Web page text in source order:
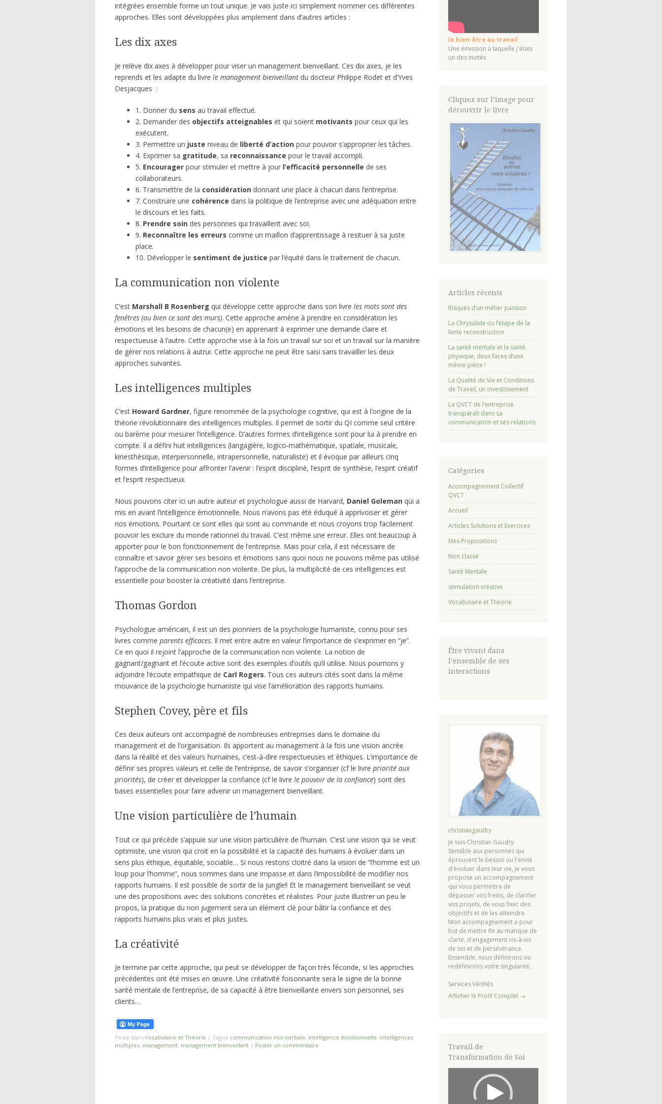
intégrées ensemble forme un tout unique. Je vais juste ici simplement nommer ces différentes
approches. Elles sont développées plus amplement dans d’autres articles :
Les dix axes
Je relève dix axes à développer pour viser un management bienveillant. Ces dix axes, je les
reprends et les adapte du livre le management bienveillant du docteur Philippe Rodet et d’Yves
Desjacques :
1. Donner du sens au travail effectué.
2. Demander des objectifs atteignables et qui soient motivants pour ceux qui les
exécutent.
3. Permettre un juste niveau de liberté d’action pour pouvoir s’approprier les tâches.
4. Exprimer sa gratitude, sa reconnaissance pour le travail accompli.
5. Encourager pour stimuler et mettre à jour l’efficacité personnelle de ses
collaborateurs.
6. Transmettre de la considération donnant une place à chacun dans l’entreprise.
7. Construire une cohérence dans la politique de l’entreprise avec une adéquation entre
le discours et les faits.
8. Prendre soin des personnes qui travaillent avec soi.
9. Reconnaître les erreurs comme un maillon d’apprentissage à resituer à sa juste
place.
10. Développer le sentiment de justice par l’équité dans le traitement de chacun.
La communication non violente
C’est Marshall B Rosenberg qui développe cette approche dans son livre les mots sont des
fenêtres (ou bien ce sont des murs). Cette approche amène à prendre en considération les
émotions et les besoins de chacun(e) en apprenant à exprimer une demande claire et
respectueuse à l’autre. Cette approche vise à la fois un travail sur soi et un travail sur la manière
de gérer nos relations à autrui. Cette approche ne peut être saisi sans travailler les deux
approches suivantes.
Les intelligences multiples
C’est Howard Gardner, figure renommée de la psychologie cognitive, qui est à l’origine de la
théorie révolutionnaire des intelligences multiples. Il permet de sortir du QI comme seul critère
ou barème pour mesurer l’intelligence. D’autres formes d’intelligence sont pour lui à prendre en
compte. Il a défini huit intelligences (langagière, logico-mathématique, spatiale, musicale,
kinesthésique, interpersonnelle, intrapersonnelle, naturaliste) et il évoque par ailleurs cinq
formes d’intelligence pour affronter l’avenir : l’esprit discipliné, l’esprit de synthèse, l’esprit créatif
et l’esprit respectueux.
Nous pouvons citer ici un autre auteur et psychologue aussi de Harvard, Daniel Goleman qui a
mis en avant l’intelligence émotionnelle. Nous n’avons pas été éduqué à apprivoiser et gérer
nos émotions. Pourtant ce sont elles qui sont au commande et nous croyons trop facilement
pouvoir les exclure du monde rationnel du travail. C’est même une erreur. Elles ont beaucoup à
apporter pour le bon fonctionnement de l’entreprise. Mais pour cela, il est nécessaire de
connaître et savoir gérer ses besoins et émotions sans quoi nous ne pouvons même pas utilisé
l’approche de la communication non violente. De plus, la multiplicité de ces intelligences est
essentielle pour booster la créativité dans l’entreprise.
Thomas Gordon
Psychologue américain, il est un des pionniers de la psychologie humaniste, connu pour ses
livres comme parents efficaces. Il met entre autre en valeur l’importance de s’exprimer en “je”.
Ce en quoi il rejoint l’approche de la communication non violente. La notion de
gagnant/gagnant et l’écoute active sont des exemples d’outils qu’il utilise. Nous pourrions y
adjoindre l’écoute empathique de Carl Rogers. Tous ces auteurs cités sont dans la même
mouvance de la psychologie humaniste qui vise l’amélioration des rapports humains.
Stephen Covey, père et fils
Ces deux auteurs ont accompagné de nombreuses entreprises dans le domaine du
management et de l’organisation. Ils apportent au management à la fois une vision ancrée
dans la réalité et des valeurs humaines, c’est-à-dire respectueuses et éthiques. L’importance de
définir ses propres valeurs et celle de l’entreprise, de savoir s’organiser (cf le livre priorité aux
priorités), de créer et développer la confiance (cf le livre le pouvoir de la confiance) sont des
bases essentielles pour faire advenir un management bienveillant.
Une vision particulière de l’humain
Tout ce qui précède s’appuie sur une vision particulière de l’humain. C’est une vision qui se veut
optimiste, une vision qui croit en la possibilité et la capacité des humains à évoluer dans un
sens plus éthique, équitable, sociable… Si nous restons cloitré dans la vision de “l’homme est un
loup pour l’homme”, nous sommes dans une impasse et dans l’impossibilité de modifier nos
rapports humains. Il est possible de sortir de la jungle!! Et le management bienveillant se veut
une des propositions avec des solutions concrètes et réalistes. Pour juste illustrer un peu le
propos, la pratique du non jugement sera un élément clé pour bâtir la confiance et des
rapports humains plus vrais et plus justes.
La créativité
Je termine par cette approche, qui peut se développer de façon très féconde, si les approches
précédentes ont été mises en œuvre. Une créativité foisonnante sera le signe de la bonne
santé mentale de l’entreprise, de sa capacité à être bienveillante envers son personnel, ses
clients…
Posté dans Vocabulaire et Théorie | Tagué communication non verbale, intelligence émotionnelle, intelligences
multiples, management, management bienveillant | Poster un commentaire
le bien-être au travail
Une émission à laquelle j'étais
un des invités
Cliquez sur l’image pour
découvrir le livre
Articles récents
Risques d’un métier passion
La Chrysalide ou l’étape de la
lente reconstruction
La santé mentale et la santé
physique, deux faces d’une
même pièce !
La Qualité de Vie et Conditions
de Travail, un investissement
La QVCT de l’entreprise
transparaît dans sa
communication et ses relations
Catégories
Accompagnement Collectif
QVCT
Accueil
Articles Solutions et Exercices
Mes Propositions
Non classé
Santé Mentale
stimulation créative
Vocabulaire et Théorie
Être vivant dans
l’ensemble de ses
interactions
christiangaudry
Je suis Christian Gaudry.
Sensible aux personnes qui
éprouvent le besoin ou l'envie
d'évoluer dans leur vie, je vous
propose un accompagnement
qui vous permettra de
dépasser vos freins, de clarifier
vos projets, de vous fixer des
objectifs et de les atteindre.
Mon accompagnement a pour
but de mettre fin au manque de
clarté, d'engagement vis-à-vis
de soi et de persévérance.
Ensemble, nous définirons ou
redéfinirons votre singularité.
Services Vérifiés
Afficher le Profil Complet →
Travail de
Transformation de Soi